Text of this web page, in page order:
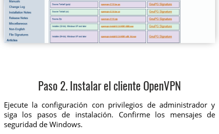
Paso 2. Instalar el cliente OpenVPN
Ejecute la configuración con privilegios de administrador y
siga los pasos de instalación. Confirme los mensajes de
seguridad de Windows.